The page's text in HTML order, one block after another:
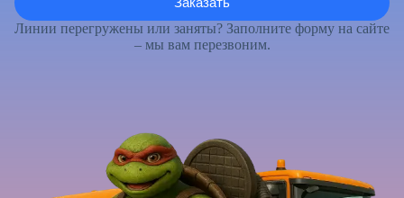
Линии перегружены или заняты? Заполните форму на сайте
– мы вам перезвоним.